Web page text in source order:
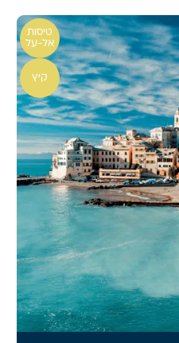
טיסות
אל-על
קיץ